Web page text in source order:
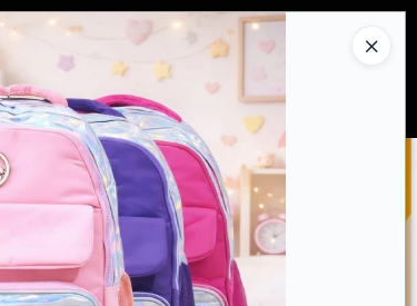
Ingresar a la Tienda
SOMOS CONTACTO